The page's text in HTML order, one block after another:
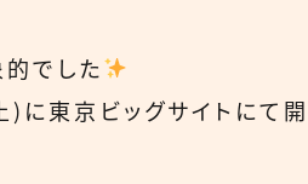
でした
東京ビッグサイトにて